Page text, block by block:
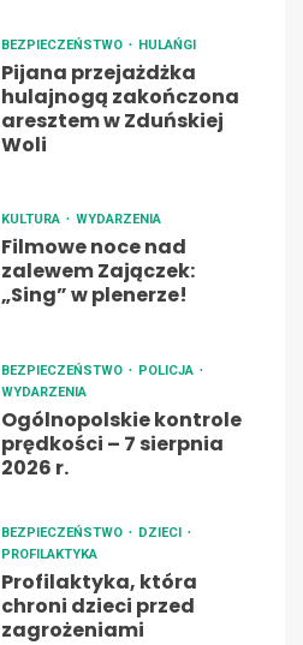
BEZPIECZEŃSTWO HULAŃGI
Pijana przejażdżka
hulajnogą zakończona
aresztem w Zduńskiej
Woli
KULTURA WYDARZENIA
Filmowe noce nad
zalewem Zajączek:
„Sing” w plenerze!
BEZPIECZEŃSTWO
POLICJA
WYDARZENIA
Ogólnopolskie kontrole
prędkości – 7 sierpnia
2026 r.
BEZPIECZEŃSTWO
DZIECI
PROFILAKTYKA
Profilaktyka, która
chroni dzieci przed
zagrożeniami